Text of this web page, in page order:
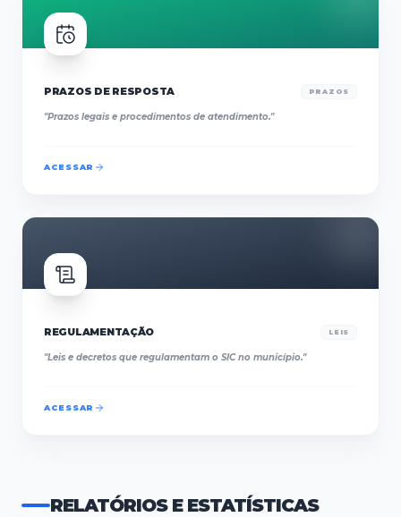
PRAZOS DE RESPOSTA PRAZOS
"Prazos legais e procedimentos de atendimento."
ACESSAR
REGULAMENTAÇÃO LEIS
"Leis e decretos que regulamentam o SIC no município."
ACESSAR
RELATÓRIOS E ESTATÍSTICAS